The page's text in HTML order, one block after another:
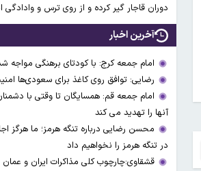
دوران قاجار گیر کرده و از روی ترس و
آخرین اخبار
امام جمعه کرج: با کودتای برهنگی مواجه
رضایی: توافق روی کاغذ برای سعودی‌ها
امام جمعه قم: همسایگان تا وقتی با
آنها را تهدید می کند
محسن رضایی درباره تنگه هرمز؛ ما هرگز
در تنگه هرمز را نخواهیم داد
قشقاوی:چارچوب کلی مذاکرات ایران و عمان